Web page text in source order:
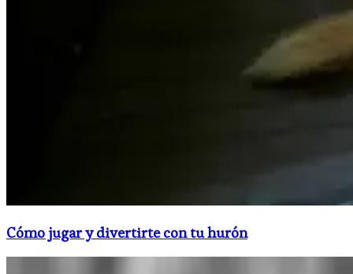
Cómo jugar y divertirte con tu hurón